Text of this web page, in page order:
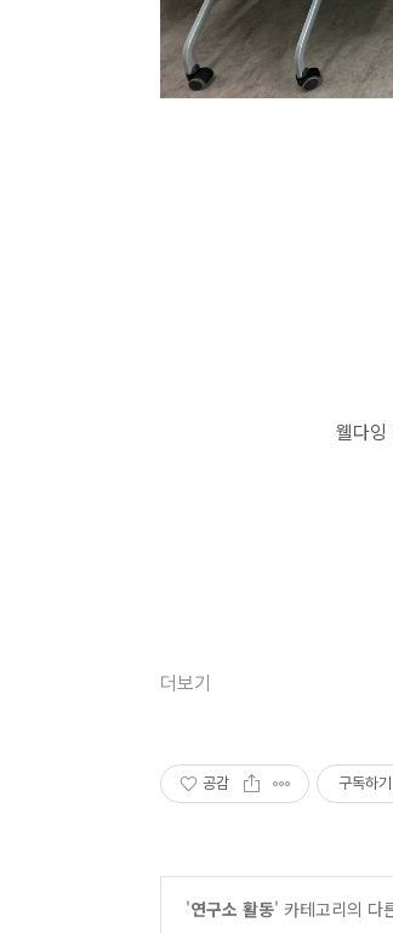
웰다잉
더보기
공감 구독하기
'연구소 활동' 카테고리의 다